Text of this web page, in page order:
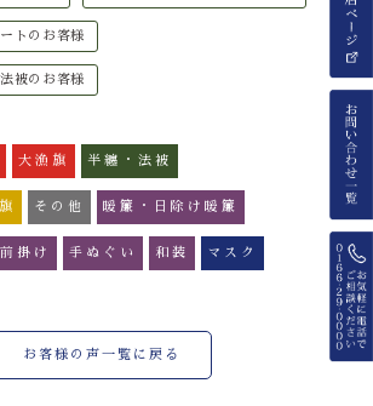
トのお客様
被のお客様
大漁旗 半纏・法被
その他 暖簾・日除け暖簾
掛け 手ぬぐい 和装 マスク
お客様の声一覧に戻る